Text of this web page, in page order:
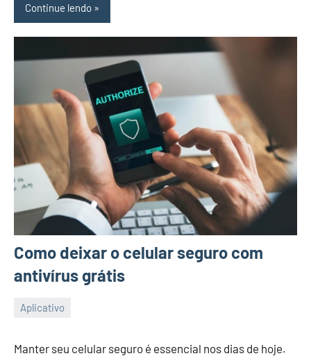
Continue lendo
Como deixar o celular seguro com
antivírus grátis
Aplicativo
26/12/2023
Vanessa
Manter seu celular seguro é essencial nos dias de hoje.